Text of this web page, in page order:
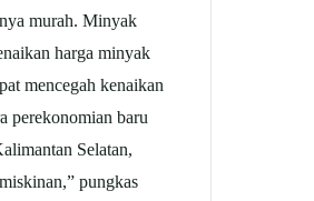
murah. Minyak
harga minyak
mencegah kenaikan
perekonomian baru
Selatan,
pungkas